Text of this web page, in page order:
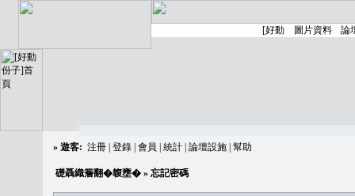
» 遊客: 注冊 登錄 會員 統計 論壇設施 幫助
礎聶織簷翻�䪖壅� » 忘記密碼